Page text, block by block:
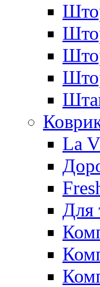
La
Для